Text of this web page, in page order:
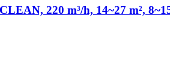
220 m³/h, 14~27 m²,